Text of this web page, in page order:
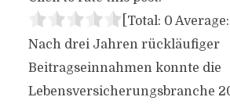
[Total: 0 Average:
Nach drei Jahren rückläufiger
Beitragseinnahmen konnte die
Lebensversicherungsbranche